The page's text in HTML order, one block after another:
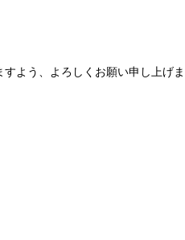
よう、よろしくお願い申し上げま